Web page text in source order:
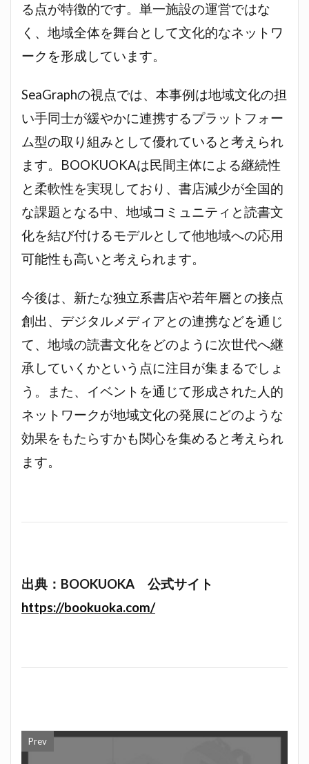
る点が特徴的です。単一施設の運営ではな
く、地域全体を舞台として文化的なネットワ
ークを形成しています。
SeaGraphの視点では、本事例は地域文化の担
い手同士が緩やかに連携するプラットフォー
ム型の取り組みとして優れていると考えられ
ます。BOOKUOKAは民間主体による継続性
と柔軟性を実現しており、書店減少が全国的
な課題となる中、地域コミュニティと読書文
化を結び付けるモデルとして他地域への応用
可能性も高いと考えられます。
今後は、新たな独立系書店や若年層との接点
創出、デジタルメディアとの連携などを通じ
て、地域の読書文化をどのように次世代へ継
承していくかという点に注目が集まるでしょ
う。また、イベントを通じて形成された人的
ネットワークが地域文化の発展にどのような
効果をもたらすかも関心を集めると考えられ
ます。
出典：BOOKUOKA 公式サイト
https://bookuoka.com/
Prev